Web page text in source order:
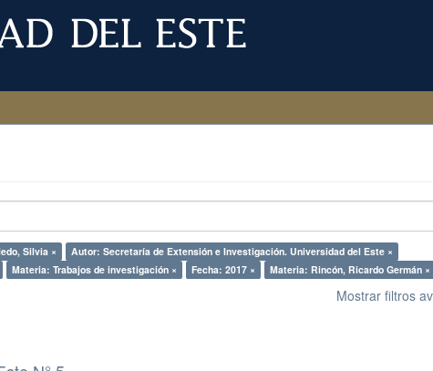
Silvia ×
Autor: Secretaría de Extensión e Investigación. Universidad del Este ×
Materia: Trabajos de investigación × Fecha: 2017 × Materia: Rincón, Ricardo Germán ×
Mostrar filtros